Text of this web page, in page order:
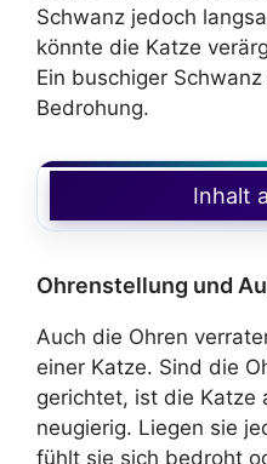
Schwanz jedoch
könnte die Katze
Ein buschiger
Bedrohung.
Inhalt
Ohrenstellung und
Auch die Ohren
einer Katze. Sind die
gerichtet, ist die Katze
neugierig. Liegen sie
fühlt sie sich bedroht